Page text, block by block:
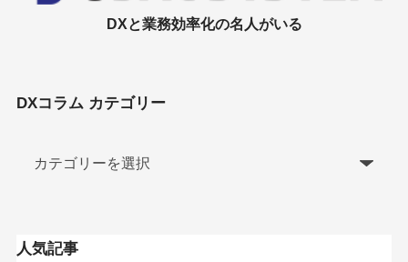
DXと業務効率化の名人がいる
DXコラム カテゴリー
人気記事